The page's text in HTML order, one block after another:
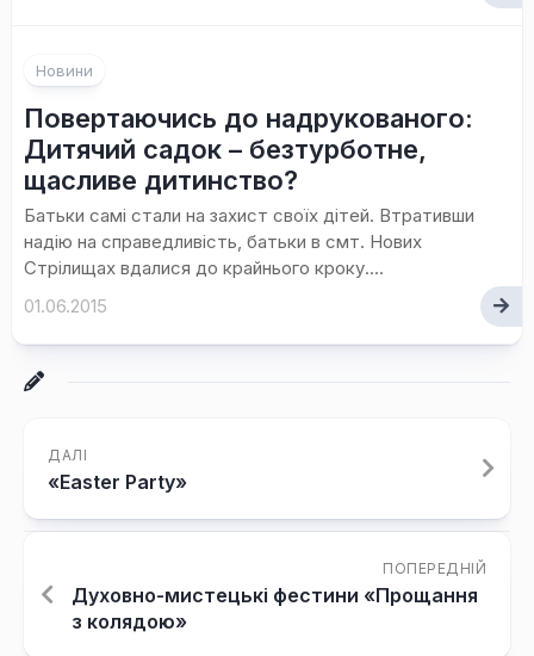
Новини
Повертаючись до надрукованого:
Дитячий садок – безтурботне,
щасливе дитинство?
Батьки самі стали на захист своїх дітей. Втративши
надію на справедливість, батьки в смт. Нових
Стрілищах вдалися до крайнього кроку....
01.06.2015
ДАЛІ
«Easter Party»
ПОПЕРЕДНІЙ
Духовно-мистецькі фестини «Прощання
з колядою»